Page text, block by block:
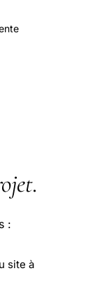
.
:
site à